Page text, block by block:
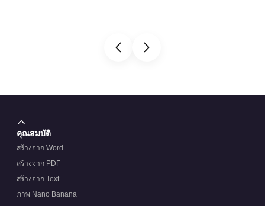
คุณสมบัติ
สร้างจาก Word
สร้างจาก PDF
สร้างจาก Text
ภาพ Nano Banana